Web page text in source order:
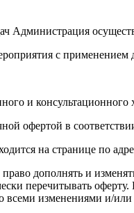
Администрация
с
и консультационного
офертой в
на странице по
дополнять и
перечитывать
всеми изменениями и/